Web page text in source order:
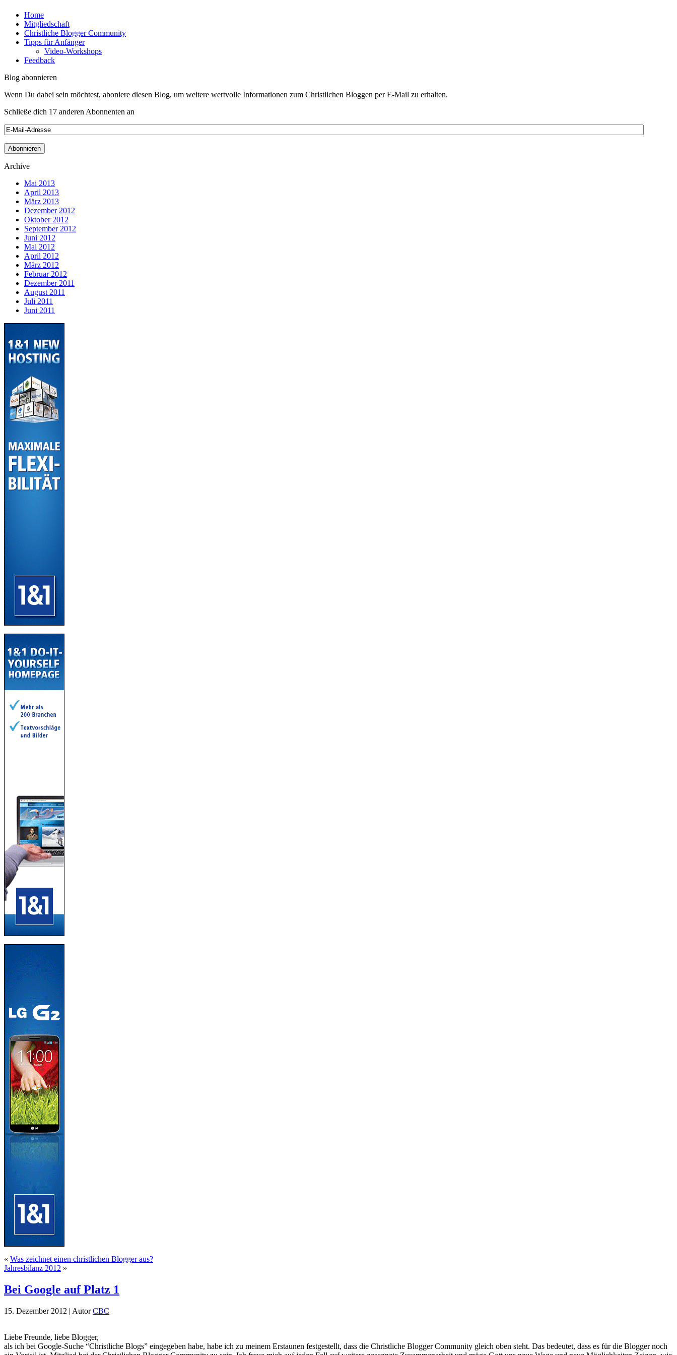
Home
Mitgliedschaft
Christliche Blogger Community
Tipps für Anfänger
Video-Workshops
Feedback
Blog abonnieren
Wenn Du dabei sein möchtest, aboniere diesen Blog, um weitere wertvolle Informationen zum Christlichen Bloggen per E-Mail zu erhalten.
Schließe dich 17 anderen Abonnenten an
Archive
Mai 2013
April 2013
März 2013
Dezember 2012
Oktober 2012
September 2012
Juni 2012
Mai 2012
April 2012
März 2012
Februar 2012
Dezember 2011
August 2011
Juli 2011
Juni 2011
« Was zeichnet einen christlichen Blogger aus?
Jahresbilanz 2012 »
Bei Google auf Platz 1
15. Dezember 2012 | AutorCBC
Liebe Freunde, liebe Blogger,
als ich bei Google-Suche “Christliche Blogs” eingegeben habe, habe ich zu meinem Erstaunen festgestellt, dass die Christliche Blogger Community gleich oben steht. Das bedeutet, dass es für die Blogger noch